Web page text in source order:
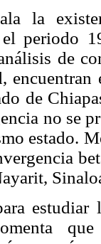
la
periodo
de
de
no se
estado.
estudiar